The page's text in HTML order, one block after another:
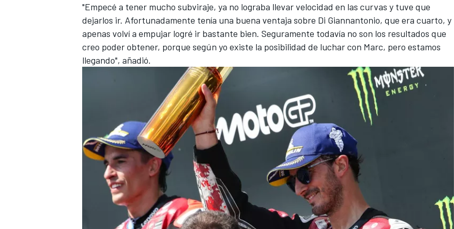
MÁS CATEGORÍAS
"Empecé a tener mucho subviraje, ya no lograba llevar velocidad en las curvas y tuve que
dejarlos ir. Afortunadamente tenía una buena ventaja sobre Di Giannantonio, que era cuarto, y
apenas volví a empujar logré ir bastante bien. Seguramente todavía no son los resultados que
creo poder obtener, porque según yo existe la posibilidad de luchar con Marc, pero estamos
llegando", añadió.